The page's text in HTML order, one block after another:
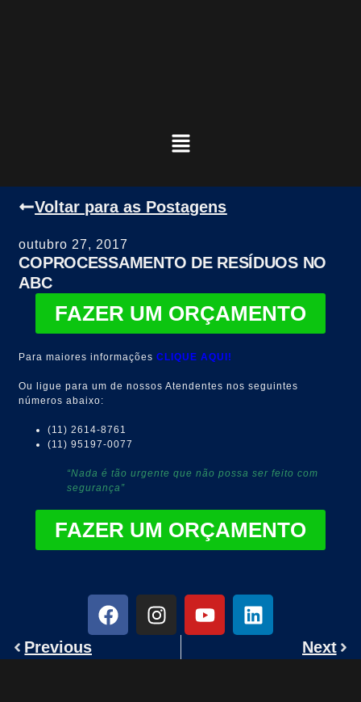
Voltar para as Postagens
outubro 27, 2017
COPROCESSAMENTO DE RESÍDUOS NO
ABC
FAZER UM ORÇAMENTO
Para maiores informaçõesCLIQUE AQUI!
Ou ligue para um de nossos Atendentes nos seguintes
números abaixo:
(11) 2614-8761
(11) 95197-0077
“Nada é tão urgente que não possa ser feito com
segurança”
FAZER UM ORÇAMENTO
Previous Next